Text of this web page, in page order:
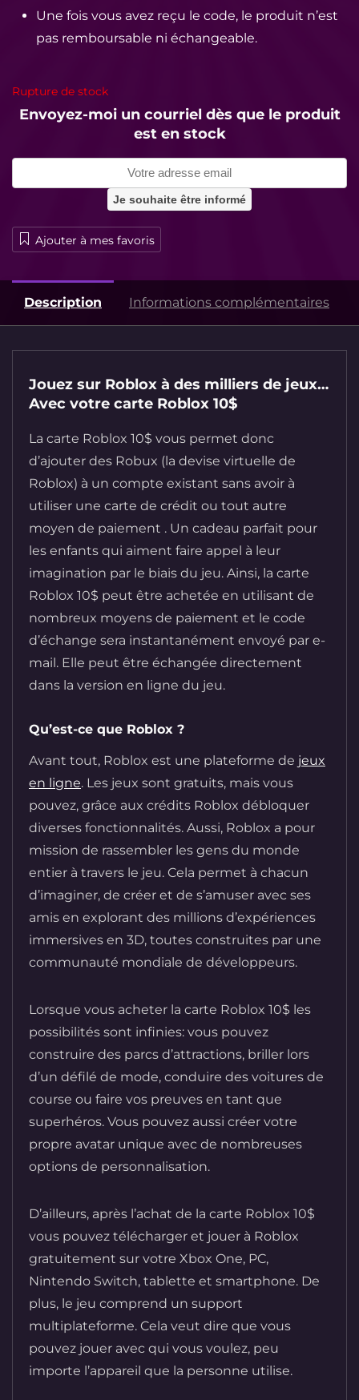
Une fois vous avez reçu le code, le produit n’est
pas remboursable ni échangeable.
Rupture de stock
Envoyez-moi un courriel dès que le produit
est en stock
Ajouter à mes favoris
Description Informations complémentaires
Jouez sur Roblox à des milliers de jeux…
Avec votre carte Roblox 10$
La carte Roblox 10$ vous permet donc
d’ajouter des Robux (la devise virtuelle de
Roblox) à un compte existant sans avoir à
utiliser une carte de crédit ou tout autre
moyen de paiement . Un cadeau parfait pour
les enfants qui aiment faire appel à leur
imagination par le biais du jeu. Ainsi, la carte
Roblox 10$ peut être achetée en utilisant de
nombreux moyens de paiement et le code
d’échange sera instantanément envoyé par e-
mail. Elle peut être échangée directement
dans la version en ligne du jeu.
Qu’est-ce que Roblox ?
Avant tout, Roblox est une plateforme de jeux
en ligne. Les jeux sont gratuits, mais vous
pouvez, grâce aux crédits Roblox débloquer
diverses fonctionnalités. Aussi, Roblox a pour
mission de rassembler les gens du monde
entier à travers le jeu. Cela permet à chacun
d’imaginer, de créer et de s’amuser avec ses
amis en explorant des millions d’expériences
immersives en 3D, toutes construites par une
communauté mondiale de développeurs.
Lorsque vous acheter la carte Roblox 10$ les
possibilités sont infinies: vous pouvez
construire des parcs d’attractions, briller lors
d’un défilé de mode, conduire des voitures de
course ou faire vos preuves en tant que
superhéros. Vous pouvez aussi créer votre
propre avatar unique avec de nombreuses
options de personnalisation.
D’ailleurs, après l’achat de la carte Roblox 10$
vous pouvez télécharger et jouer à Roblox
gratuitement sur votre Xbox One, PC,
Nintendo Switch, tablette et smartphone. De
plus, le jeu comprend un support
multiplateforme. Cela veut dire que vous
pouvez jouer avec qui vous voulez, peu
importe l’appareil que la personne utilise.